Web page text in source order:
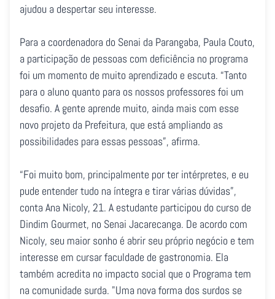
ajudou a despertar seu interesse.
Para a coordenadora do Senai da Parangaba, Paula Couto,
a participação de pessoas com deficiência no programa
foi um momento de muito aprendizado e escuta. “Tanto
para o aluno quanto para os nossos professores foi um
desafio. A gente aprende muito, ainda mais com esse
novo projeto da Prefeitura, que está ampliando as
possibilidades para essas pessoas”, afirma.
“Foi muito bom, principalmente por ter intérpretes, e eu
pude entender tudo na íntegra e tirar várias dúvidas”,
conta Ana Nicoly, 21. A estudante participou do curso de
Dindim Gourmet, no Senai Jacarecanga. De acordo com
Nicoly, seu maior sonho é abrir seu próprio negócio e tem
interesse em cursar faculdade de gastronomia. Ela
também acredita no impacto social que o Programa tem
na comunidade surda. "Uma nova forma dos surdos se